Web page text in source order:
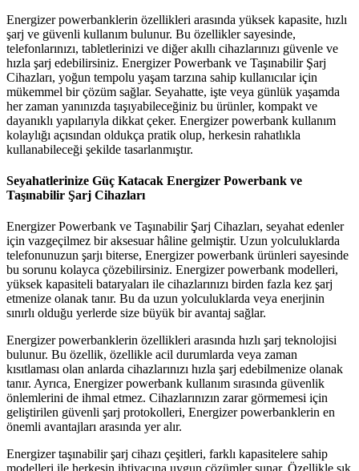
Energizer powerbanklerin özellikleri arasında yüksek kapasite, hızlı
şarj ve güvenli kullanım bulunur. Bu özellikler sayesinde,
telefonlarınızı, tabletlerinizi ve diğer akıllı cihazlarınızı güvenle ve
hızla şarj edebilirsiniz. Energizer Powerbank ve Taşınabilir Şarj
Cihazları, yoğun tempolu yaşam tarzına sahip kullanıcılar için
mükemmel bir çözüm sağlar. Seyahatte, işte veya günlük yaşamda
her zaman yanınızda taşıyabileceğiniz bu ürünler, kompakt ve
dayanıklı yapılarıyla dikkat çeker. Energizer powerbank kullanım
kolaylığı açısından oldukça pratik olup, herkesin rahatlıkla
kullanabileceği şekilde tasarlanmıştır.
Seyahatlerinize Güç Katacak Energizer Powerbank ve
Taşınabilir Şarj Cihazları
Energizer Powerbank ve Taşınabilir Şarj Cihazları, seyahat edenler
için vazgeçilmez bir aksesuar hâline gelmiştir. Uzun yolculuklarda
telefonunuzun şarjı biterse, Energizer powerbank ürünleri sayesinde
bu sorunu kolayca çözebilirsiniz. Energizer powerbank modelleri,
yüksek kapasiteli bataryaları ile cihazlarınızı birden fazla kez şarj
etmenize olanak tanır. Bu da uzun yolculuklarda veya enerjinin
sınırlı olduğu yerlerde size büyük bir avantaj sağlar.
Energizer powerbanklerin özellikleri arasında hızlı şarj teknolojisi
bulunur. Bu özellik, özellikle acil durumlarda veya zaman
kısıtlaması olan anlarda cihazlarınızı hızla şarj edebilmenize olanak
tanır. Ayrıca, Energizer powerbank kullanım sırasında güvenlik
önlemlerini de ihmal etmez. Cihazlarınızın zarar görmemesi için
geliştirilen güvenli şarj protokolleri, Energizer powerbanklerin en
önemli avantajları arasında yer alır.
Energizer taşınabilir şarj cihazı çeşitleri, farklı kapasitelere sahip